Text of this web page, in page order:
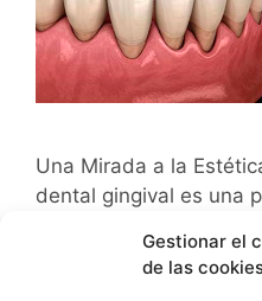
Gestionar el
de las
Una Mirada a la
dental gingival es una
odontología que se